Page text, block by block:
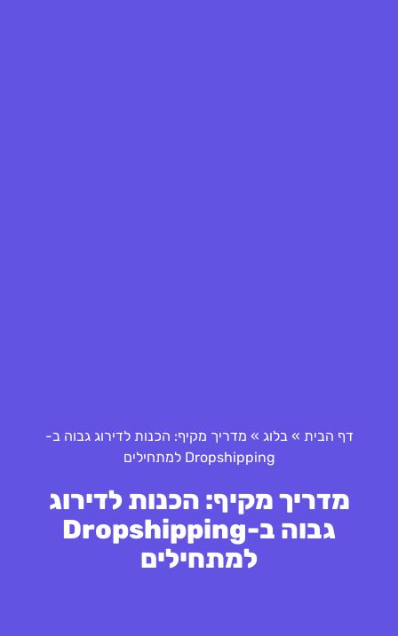
דף הבית » בלוג » מדריך מקיף: הכנות לדירוג גבוה ב-
Dropshipping למתחילים
מדריך מקיף: הכנות לדירוג
גבוה ב-Dropshipping
למתחילים